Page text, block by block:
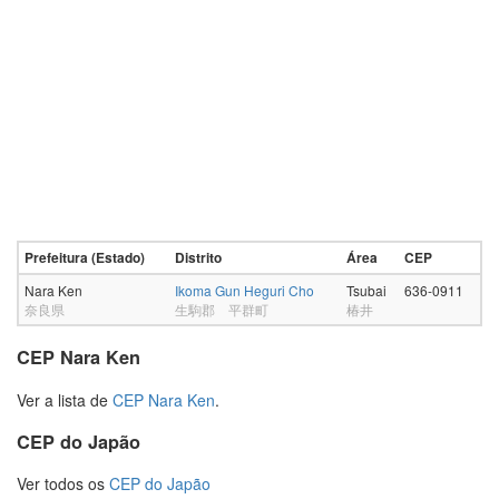
Prefeitura (Estado) Distrito Área CEP
Nara Ken
奈良県
Ikoma Gun Heguri Cho
生駒郡 平群町
Tsubai
椿井
636-0911
CEP Nara Ken
Ver a lista de CEP Nara Ken.
CEP do Japão
Ver todos os CEP do Japão